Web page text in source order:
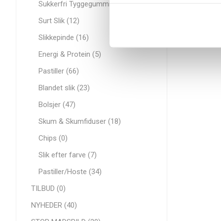
Sukkerfri Tyggegummi (26)
Surt Slik (12)
Slikkepinde (16)
Energi & Protein (5)
Pastiller (66)
Blandet slik (23)
Bolsjer (47)
Skum & Skumfiduser (18)
Chips (0)
Slik efter farve (7)
Pastiller/Hoste (34)
TILBUD (0)
NYHEDER (40)